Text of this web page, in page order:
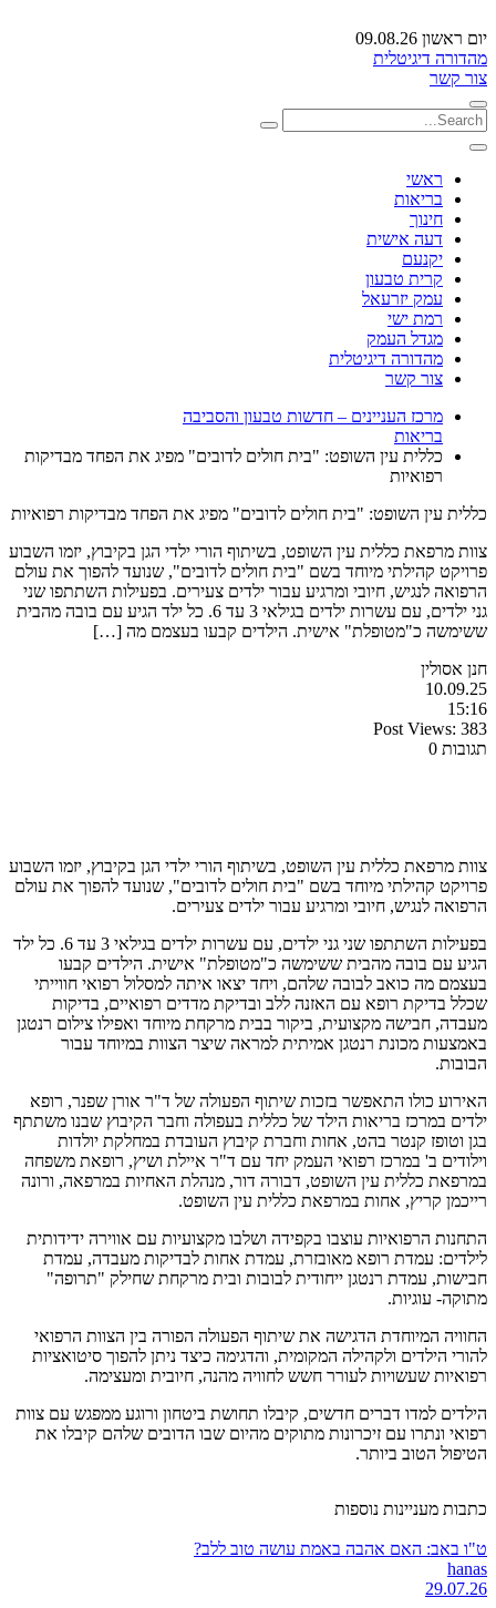
יום ראשון 09.08.26
מהדורה דיגיטלית
צור קשר
ראשי
בריאות
חינוך
דעה אישית
יקנעם
קרית טבעון
עמק יזרעאל
רמת ישי
מגדל העמק
מהדורה דיגיטלית
צור קשר
מרכז העניינים – חדשות טבעון והסביבה
בריאות
כללית עין השופט: "בית חולים לדובים" מפיג את הפחד מבדיקות
רפואיות
כללית עין השופט: "בית חולים לדובים" מפיג את הפחד מבדיקות רפואיות
צוות מרפאת כללית עין השופט, בשיתוף הורי ילדי הגן בקיבוץ, יזמו השבוע
פרויקט קהילתי מיוחד בשם "בית חולים לדובים", שנועד להפוך את עולם
הרפואה לנגיש, חיובי ומרגיע עבור ילדים צעירים. בפעילות השתתפו שני
גני ילדים, עם עשרות ילדים בגילאי 3 עד 6. כל ילד הגיע עם בובה מהבית
ששימשה כ"מטופלת" אישית. הילדים קבעו בעצמם מה […]
חנן אסולין
10.09.25
15:16
Post Views: 383
תגובות 0
צוות מרפאת כללית עין השופט, בשיתוף הורי ילדי הגן בקיבוץ, יזמו השבוע
פרויקט קהילתי מיוחד בשם "בית חולים לדובים", שנועד להפוך את עולם
הרפואה לנגיש, חיובי ומרגיע עבור ילדים צעירים.
בפעילות השתתפו שני גני ילדים, עם עשרות ילדים בגילאי 3 עד 6. כל ילד
הגיע עם בובה מהבית ששימשה כ"מטופלת" אישית. הילדים קבעו
בעצמם מה כואב לבובה שלהם, ויחד יצאו איתה למסלול רפואי חווייתי
שכלל בדיקת רופא עם האזנה ללב ובדיקת מדדים רפואיים, בדיקות
מעבדה, חבישה מקצועית, ביקור בבית מרקחת מיוחד ואפילו צילום רנטגן
באמצעות מכונת רנטגן אמיתית למראה שיצר הצוות במיוחד עבור
הבובות.
האירוע כולו התאפשר בזכות שיתוף הפעולה של ד"ר אורן שפנר, רופא
ילדים במרכז בריאות הילד של כללית בעפולה וחבר הקיבוץ שבנו משתתף
בגן וטופז קנטר בהט, אחות וחברת קיבוץ העובדת במחלקת יולדות
וילודים ב' במרכז רפואי העמק יחד עם ד"ר איילת ושיץ, רופאת משפחה
במרפאת כללית עין השופט, דבורה דור, מנהלת האחיות במרפאה, ורונה
רייכמן קריץ, אחות במרפאת כללית עין השופט.
התחנות הרפואיות עוצבו בקפידה ושלבו מקצועיות עם אווירה ידידותית
לילדים: עמדת רופא מאובזרת, עמדת אחות לבדיקות מעבדה, עמדת
חבישות, עמדת רנטגן ייחודית לבובות ובית מרקחת שחילק "תרופה"
מתוקה- עוגיות.
החוויה המיוחדת הדגישה את שיתוף הפעולה הפורה בין הצוות הרפואי
להורי הילדים ולקהילה המקומית, והדגימה כיצד ניתן להפוך סיטואציות
רפואיות שעשויות לעורר חשש לחוויה מהנה, חיובית ומעצימה.
הילדים למדו דברים חדשים, קיבלו תחושת ביטחון ורוגע ממפגש עם צוות
רפואי ונתרו עם זיכרונות מתוקים מהיום שבו הדובים שלהם קיבלו את
הטיפול הטוב ביותר.
כתבות מעניינות נוספות
ט"ו באב: האם אהבה באמת עושה טוב ללב?
hanas
29.07.26